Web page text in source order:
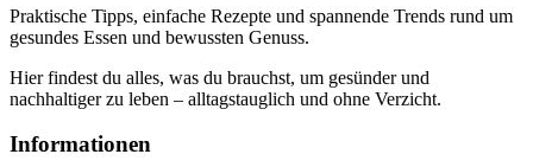
Praktische Tipps, einfache Rezepte und spannende Trends rund um
gesundes Essen und bewussten Genuss.
Hier findest du alles, was du brauchst, um gesünder und
nachhaltiger zu leben – alltagstauglich und ohne Verzicht.
Informationen